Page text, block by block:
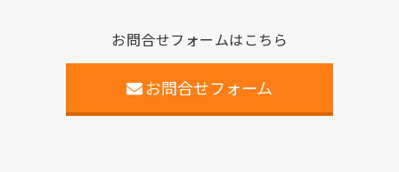
お問合せフォームはこちら
お問合せフォーム